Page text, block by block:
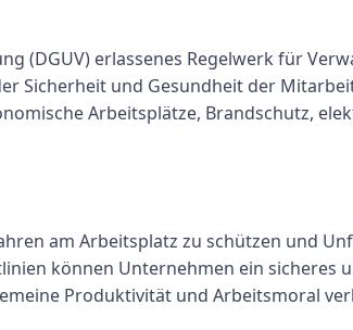
(DGUV) erlassenes Regelwerk für
Sicherheit und Gesundheit der
Arbeitsplätze, Brandschutz,
am Arbeitsplatz zu schützen und
können Unternehmen ein sicheres
Produktivität und Arbeitsmoral